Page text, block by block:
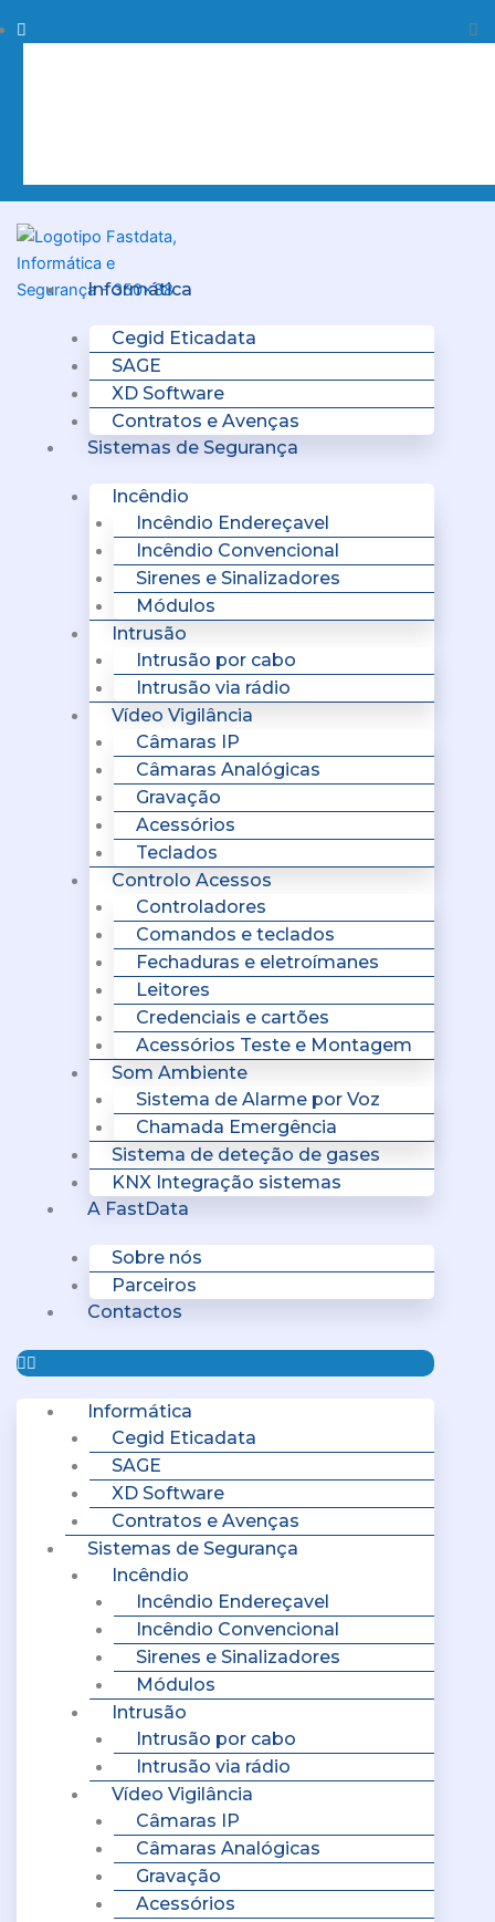
to
Procurar
Informática
Cegid Eticadata
SAGE
XD Software
Contratos e Avenças
Sistemas de Segurança
Incêndio
Incêndio Endereçavel
Incêndio Convencional
Sirenes e Sinalizadores
Módulos
Intrusão
Intrusão por cabo
Intrusão via rádio
Vídeo Vigilância
Câmaras IP
Câmaras Analógicas
Gravação
Acessórios
Teclados
Controlo Acessos
Controladores
Comandos e teclados
Fechaduras e eletroímanes
Leitores
Credenciais e cartões
Acessórios Teste e Montagem
Som Ambiente
Sistema de Alarme por Voz
Chamada Emergência
Sistema de deteção de gases
KNX Integração sistemas
A FastData
Sobre nós
Parceiros
Contactos
Menu
Informática
Cegid Eticadata
SAGE
XD Software
Contratos e Avenças
Sistemas de Segurança
Incêndio
Incêndio Endereçavel
Incêndio Convencional
Sirenes e Sinalizadores
Módulos
Intrusão
Intrusão por cabo
Intrusão via rádio
Vídeo Vigilância
Câmaras IP
Câmaras Analógicas
Gravação
Acessórios